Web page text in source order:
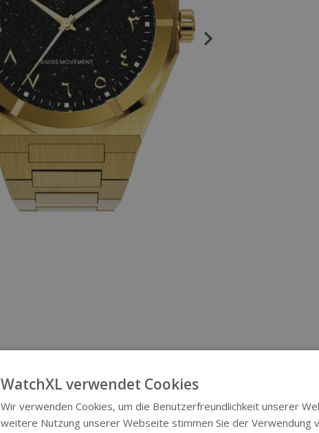
WatchXL verwendet Cookies
Wir verwenden Cookies, um die Benutzerfreundlichkeit unserer
weitere Nutzung unserer Webseite stimmen Sie der Verwendung